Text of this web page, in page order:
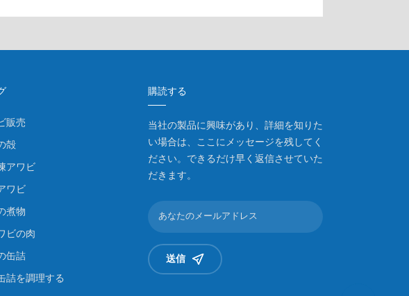
販売
殻
アワビ
ワビ
煮物
ビの肉
缶詰
詰を調理する
購読する
当社の製品に興味があり、詳細を知りた
い場合は、ここにメッセージを残してく
ださい。できるだけ早く返信させていた
だきます。
送信